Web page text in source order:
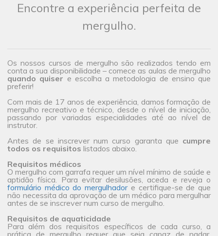
Encontre a experiência perfeita de
mergulho.
Os nossos cursos de mergulho são realizados tendo em
conta a sua disponibilidade – comece as aulas de mergulho
quando quiser e escolha a metodologia de ensino que
preferir!
Com mais de 17 anos de experiência, damos formação de
mergulho recreativo e técnico, desde o nível de iniciação,
passando por variadas especialidades até ao nível de
instrutor.
Antes de se inscrever num curso garanta que cumpre
todos os requisitos listados abaixo.
Requisitos médicos
O mergulho com garrafa requer um nível mínimo de saúde e
aptidão física. Para evitar desilusões, aceda e reveja o
formulário médico do mergulhadore certifique-se de que
não necessita da aprovação de um médico para mergulhar
antes de se inscrever num curso de mergulho.
Requisitos de aquaticidade
Para além dos requisitos específicos de cada curso, a